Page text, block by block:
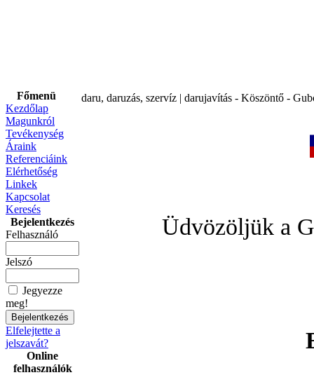
Főmenü
Kezdőlap
Magunkról
Tevékenység
Áraink
Referenciáink
Elérhetőség
Linkek
Kapcsolat
Keresés
Bejelentkezés
Felhasználó
Jelszó
Jegyezze
meg!
Elfelejtette a
jelszavát?
Online
felhasználók
daru, daruzás, szervíz | darujavítás - Köszöntő -
Üdvözöljük a